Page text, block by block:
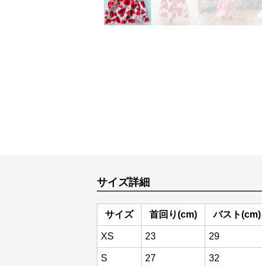
サイズ詳細
サイズ 首回り(cm) バスト(cm)
XS 23 29
S 27 32